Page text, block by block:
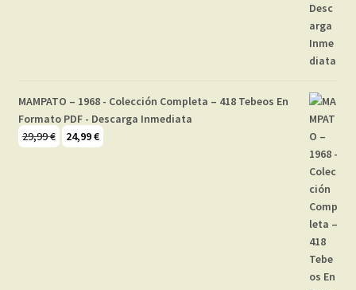
MAMPATO – 1968 - Colección Completa – 418 Tebeos En
Formato PDF - Descarga Inmediata
29,99€
El24,99€